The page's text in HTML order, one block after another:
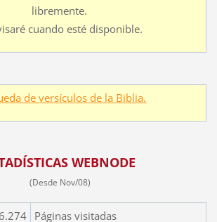
libremente.
cuando esté disponible.
de versículos de la Biblia.
WEBNODE
(Desde Nov/08)
Páginas visitadas